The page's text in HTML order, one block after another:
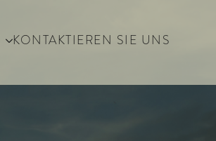
KONTAKTIEREN SIE UNS